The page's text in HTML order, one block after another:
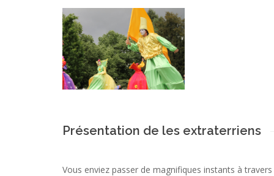
Présentation de les extraterriens
Vous enviez passer de magnifiques instants à